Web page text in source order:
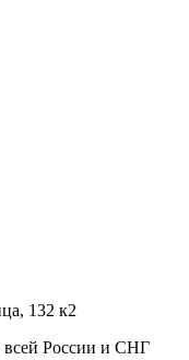
132 к2
всей России и СНГ